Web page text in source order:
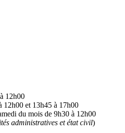
12h00
12h00 et 13h45 à 17h00
du mois de 9h30 à 12h00
administratives et état civil)